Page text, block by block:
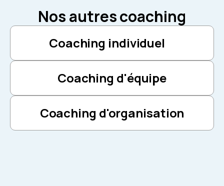
Nos autres coaching
Coaching individuel
Coaching d'équipe
Coaching d'organisation